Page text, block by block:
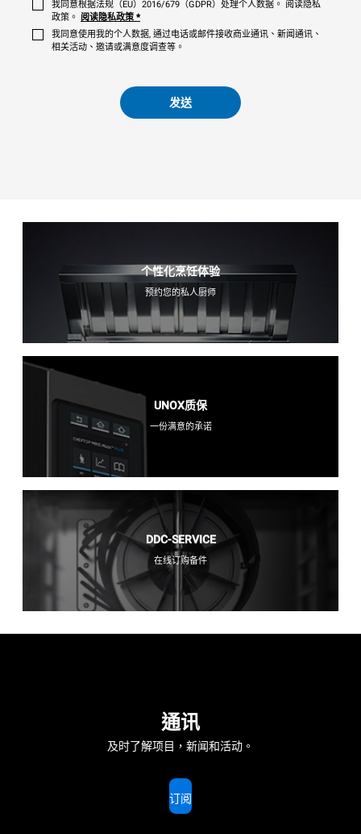
我同意根据法规（EU）2016/679（GDPR）处理个人数据。 阅读隐私
政策。 阅读隐私政策 *
我同意使用我的个人数据, 通过电话或邮件接收商业通讯、新闻通讯、
相关活动、邀请或满意度调查等。
发送
个性化烹饪体验
预约您的私人厨师
UNOX质保
一份满意的承诺
DDC-SERVICE
在线订购备件
通讯
及时了解项目，新闻和活动。
订阅